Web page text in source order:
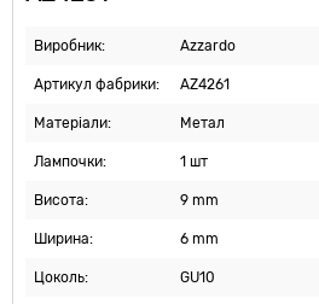
Виробник: Azzardo
Артикул фабрики: AZ4261
Матеріали: Метал
Лампочки: 1 шт
Висота: 9 mm
Ширина: 6 mm
Цоколь: GU10